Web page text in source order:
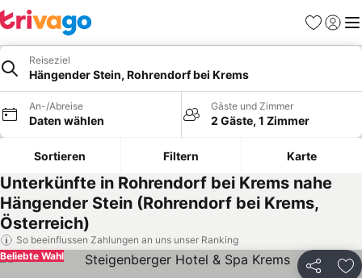
Favoriten
Reiseziel
Hängender Stein, Rohrendorf bei Krems
An-/Abreise
Daten wählen
Gäste und Zimmer
2 Gäste, 1 Zimmer
Sortieren Filtern Karte
Unterkünfte in Rohrendorf bei Krems nahe
Hängender Stein (Rohrendorf bei Krems,
Österreich)
So beeinflussen Zahlungen an uns unser Ranking
Teilen
Beliebte Wahl